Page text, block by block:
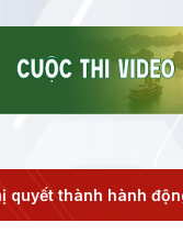
hành động